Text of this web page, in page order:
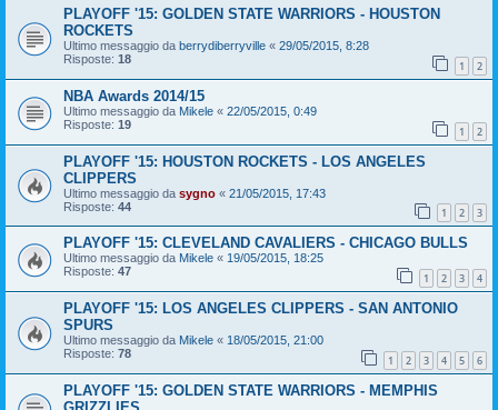
PLAYOFF '15: GOLDEN STATE WARRIORS - HOUSTON
ROCKETS
Ultimo messaggio da berrydiberryville « 29/05/2015, 8:28
Risposte: 18 1 2
NBA Awards 2014/15
Ultimo messaggio da Mikele « 22/05/2015, 0:49
Risposte: 19 1 2
PLAYOFF '15: HOUSTON ROCKETS - LOS ANGELES
CLIPPERS
Ultimo messaggio da sygno « 21/05/2015, 17:43
Risposte: 44 1 2 3
PLAYOFF '15: CLEVELAND CAVALIERS - CHICAGO BULLS
Ultimo messaggio da Mikele « 19/05/2015, 18:25
Risposte: 47 1 2 3 4
PLAYOFF '15: LOS ANGELES CLIPPERS - SAN ANTONIO
SPURS
Ultimo messaggio da Mikele « 18/05/2015, 21:00
Risposte: 78 1 2 3 4 5 6
PLAYOFF '15: GOLDEN STATE WARRIORS - MEMPHIS